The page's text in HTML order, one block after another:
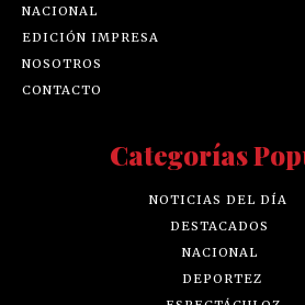
NACIONAL
EDICIÓN IMPRESA
NOSOTROS
CONTACTO
Categorías
NOTICIAS DEL DÍA
DESTACADOS
NACIONAL
DEPORTEZ